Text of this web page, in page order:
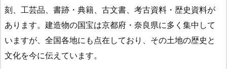
刻、工芸品、書跡・典籍、古文書、考古資料・歴史資料が
あります。建造物の国宝は京都府・奈良県に多く集中して
いますが、全国各地にも点在しており、その土地の歴史と
文化を今に伝えています。